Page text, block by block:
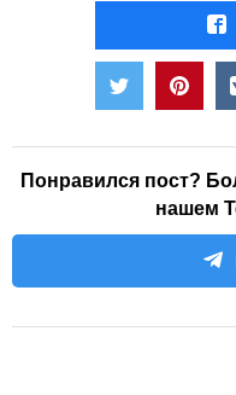
Понравился пост?
нашем